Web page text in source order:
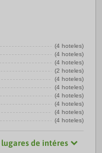
(4 hoteles)
(4 hoteles)
(4 hoteles)
(2 hoteles)
(4 hoteles)
(4 hoteles)
(4 hoteles)
(4 hoteles)
(4 hoteles)
(4 hoteles)
lugares de intéres